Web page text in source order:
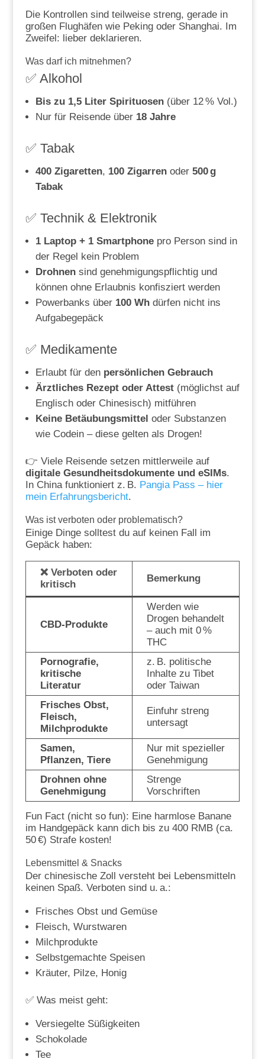
Die Kontrollen sind teilweise streng, gerade in
großen Flughäfen wie Peking oder Shanghai. Im
Zweifel: lieber deklarieren.
Was darf ich mitnehmen?
✅ Alkohol
Bis zu 1,5 Liter Spirituosen(über 12 % Vol.)
Nur für Reisende über 18 Jahre
✅ Tabak
400 Zigaretten, 100 Zigarrenoder 500 g
Tabak
✅ Technik & Elektronik
1 Laptop + 1 Smartphonepro Person sind in
der Regel kein Problem
Drohnensind genehmigungspflichtig und
können ohne Erlaubnis konfisziert werden
Powerbanks über 100 Whdürfen nicht ins
Aufgabegepäck
✅ Medikamente
Erlaubt für den persönlichen Gebrauch
Ärztliches Rezept oder Attest(möglichst auf
Englisch oder Chinesisch) mitführen
Keine Betäubungsmittel oder Substanzen
wie Codein – diese gelten als Drogen!
👉 Viele Reisende setzen mittlerweile auf
digitale Gesundheitsdokumente und eSIMs.
In China funktioniert z. B. Pangia Pass – hier
mein Erfahrungsbericht.
Was ist verboten oder problematisch?
Einige Dinge solltest du auf keinen Fall im
Gepäck haben:
❌ Verboten oder
kritisch
Bemerkung
CBD-Produkte
Werden wie
Drogen behandelt
– auch mit 0 %
THC
Pornografie,
kritische
Literatur
z. B. politische
Inhalte zu Tibet
oder Taiwan
Frisches Obst,
Fleisch,
Milchprodukte
Einfuhr streng
untersagt
Samen,
Pflanzen, Tiere
Nur mit spezieller
Genehmigung
Drohnen ohne
Genehmigung
Strenge
Vorschriften
Fun Fact (nicht so fun): Eine harmlose Banane
im Handgepäck kann dich bis zu 400 RMB (ca.
50 €) Strafe kosten!
Lebensmittel & Snacks
Der chinesische Zoll versteht bei Lebensmitteln
keinen Spaß. Verboten sind u. a.:
Frisches Obst und Gemüse
Fleisch, Wurstwaren
Milchprodukte
Selbstgemachte Speisen
Kräuter, Pilze, Honig
✅ Was meist geht:
Versiegelte Süßigkeiten
Schokolade
Tee